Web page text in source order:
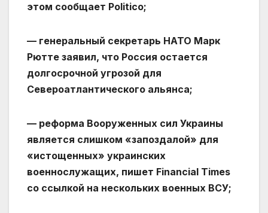
этом сообщает Politico;
— генеральный секретарь НАТО Марк
Рютте заявил, что Россия остается
долгосрочной угрозой для
Североатлантического альянса;
— реформа Вооруженных сил Украины
является слишком «запоздалой» для
«истощенных» украинских
военнослужащих, пишет Financial Times
со ссылкой на нескольких военных ВСУ;